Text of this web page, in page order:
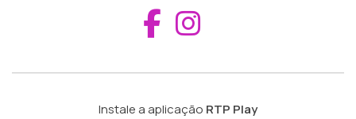
Aceder ao
Instale a aplicação RTP Play